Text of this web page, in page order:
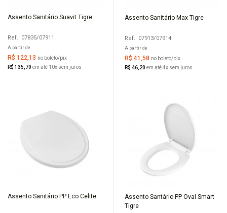
COMPRAR
Assento Sanitário Suavit Tigre
Ref.: 07835/07911
A partir de
R$ 122,13 no boleto/pix
R$ 135,70 em até 10x sem juros
COMPRAR
Assento Sanitário Max Tigre
Ref.: 07913/07914
A partir de
R$ 41,58 no boleto/pix
R$ 46,20 em até 4x sem juros
COMPRAR
Assento Sanitário PP Eco Celite
COMPRAR
Assento Santário PP Oval Smart
Tigre